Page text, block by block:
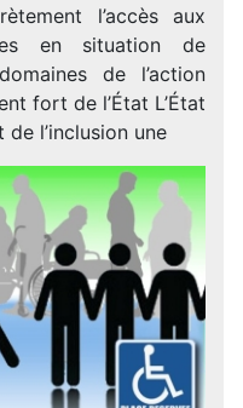
l’accès aux
en situation de
de l’action
fort de l’État L’État
l’inclusion une